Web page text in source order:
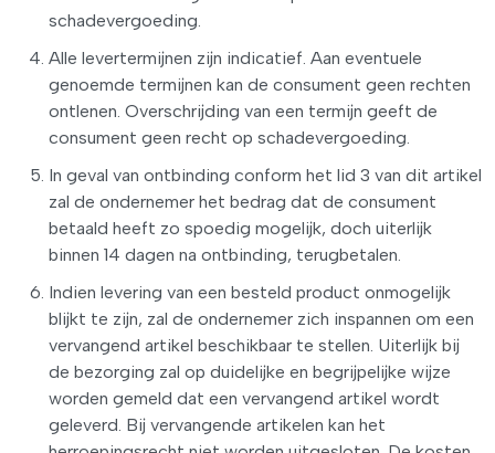
schadevergoeding.
Alle levertermijnen zijn indicatief. Aan eventuele
genoemde termijnen kan de consument geen rechten
ontlenen. Overschrijding van een termijn geeft de
consument geen recht op schadevergoeding.
In geval van ontbinding conform het lid 3 van dit artikel
zal de ondernemer het bedrag dat de consument
betaald heeft zo spoedig mogelijk, doch uiterlijk
binnen 14 dagen na ontbinding, terugbetalen.
Indien levering van een besteld product onmogelijk
blijkt te zijn, zal de ondernemer zich inspannen om een
vervangend artikel beschikbaar te stellen. Uiterlijk bij
de bezorging zal op duidelijke en begrijpelijke wijze
worden gemeld dat een vervangend artikel wordt
geleverd. Bij vervangende artikelen kan het